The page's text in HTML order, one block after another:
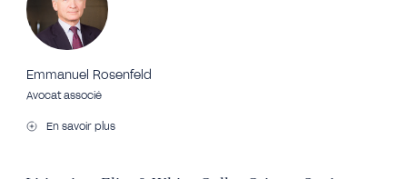
Emmanuel Rosenfeld
Avocat associé
En savoir plus